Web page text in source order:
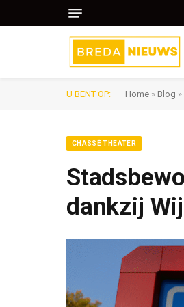
U BENT OP: Home » Blog »
CHASSÉ THEATER
dankzij